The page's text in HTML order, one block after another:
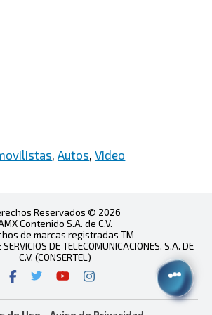
,Autos ,Video
Reservados © 2026
Contenido S.A. de C.V.
de marcas registradas TM
DE TELECOMUNICACIONES, S.A. DE
C.V. (CONSERTEL)